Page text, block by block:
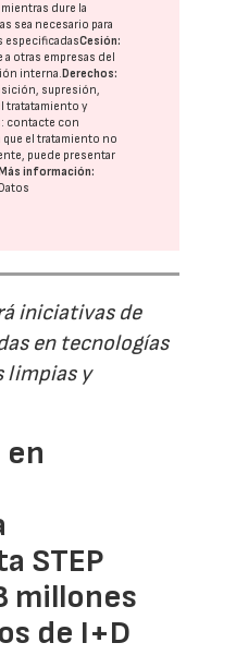
mientras dure la
sea necesario para
especificadasCesión:
a otras empresas del
interna. Derechos:
supresión,
tratatamiento y
contacte con
que el tratamiento no
puede presentar
Más información:
iniciativas de
en tecnologías
limpias y
en
STEP
millones
de I+D